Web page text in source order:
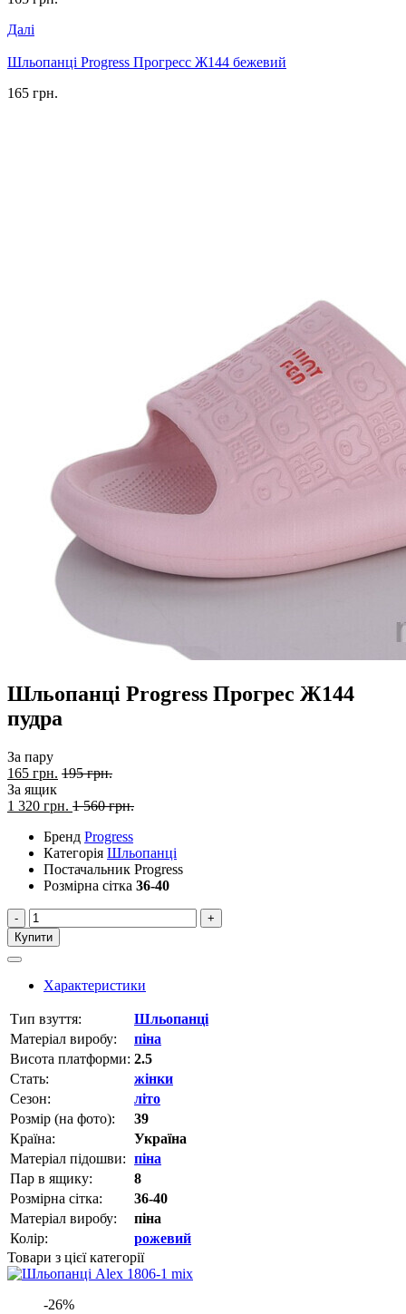
Далі
Шльопанці Progress Прогресс Ж144 бежевий
165 грн.
Шльопанці Progress Прогрес Ж144
пудра
За пару
165 грн. 195 грн.
За ящик
1 320 грн. 1 560 грн.
Бренд Progress
Категорія Шльопанці
Постачальник Progress
Розмірна сітка 36-40
-
+
Купити
Характеристики
Тип взуття:
Шльопанці
Матеріал виробу:
піна
Висота платформи: 2.5
Стать:
жінки
Сезон:
літо
Розмір (на фото):
39
Країна:
Україна
Матеріал підошви: піна
Пар в ящику:
8
Розмірна сітка:
36-40
Матеріал виробу:
піна
Колір:
рожевий
Товари з цієї категорії
-26%